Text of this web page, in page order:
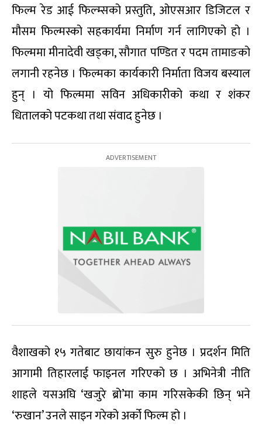
फिल्म रेड आई फिल्म्सको प्रस्तुति, ओएसआर डिजिटल र
मौसम फिल्मस्को सहकार्यमा निर्माण गर्न लागिएको हो ।
फिल्ममा मीनादेवी खड्का, सौगात पण्डित र पदम तामाङको
लगानी रहनेछ । फिल्मका कार्यकारी निर्माता विजय बस्याल
हुन् । यो फिल्ममा सविन अधिकारीको कथा र शंकर
धितालको पटकथा तथा संवाद हुनेछ ।
वैशाखको १५ गतेबाट छायांकन सुरु हुनेछ । प्रदर्शन मिति
आगामी तिहारलाई फाइनल गरिएको छ । अभिनेत्री नीति
शाहले यसअघि ‘खजुरे ब्रो’मा काम गरिसकेकी छिन् भने
‘रुखान’ उनले साइन गरेको अर्को फिल्म हो ।